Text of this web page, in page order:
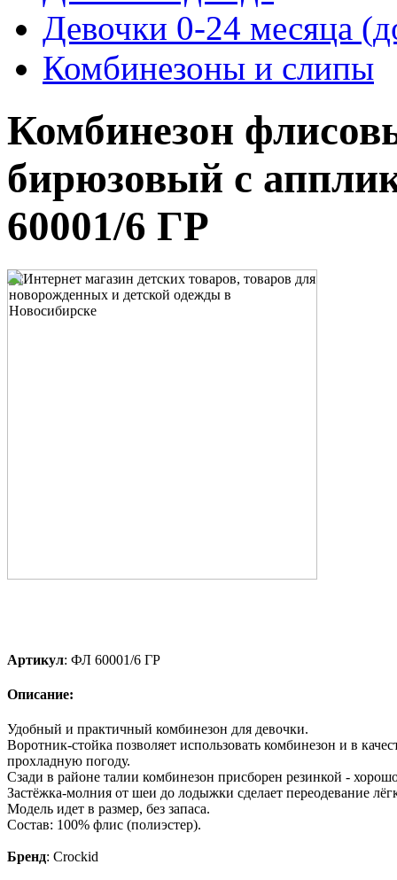
Девочки 0-24 месяца
Комбинезоны и слипы
Комбинезон
бирюзовый с
60001/6 ГР
Артикул: ФЛ 60001/6 ГР
Описание:
Удобный и практичный комбинезон для девочки.
Воротник-стойка позволяет использовать комбинезон и в
прохладную погоду.
Сзади в районе талии комбинезон присборен резинкой -
Застёжка-молния от шеи до лодыжки сделает переодевание
Модель идет в размер, без запаса.
Состав: 100% флис (полиэстер).
Бренд: Crockid